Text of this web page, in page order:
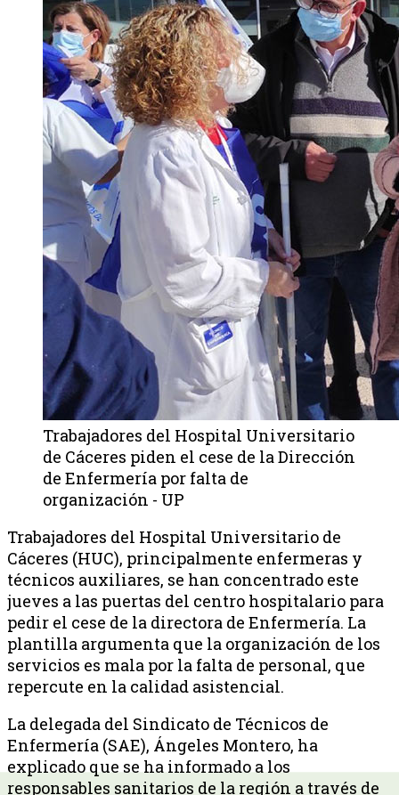
Trabajadores del Hospital Universitario
de Cáceres piden el cese de la Dirección
de Enfermería por falta de
organización - UP
Trabajadores del Hospital Universitario de
Cáceres (HUC), principalmente enfermeras y
técnicos auxiliares, se han concentrado este
jueves a las puertas del centro hospitalario para
pedir el cese de la directora de Enfermería. La
plantilla argumenta que la organización de los
servicios es mala por la falta de personal, que
repercute en la calidad asistencial.
La delegada del Sindicato de Técnicos de
Enfermería (SAE), Ángeles Montero, ha
explicado que se ha informado a los
responsables sanitarios de la región a través de